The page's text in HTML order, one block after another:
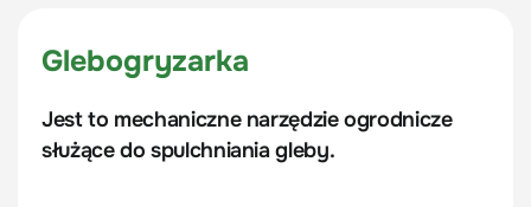
Glebogryzarka
Jest to mechaniczne narzędzie ogrodnicze
służące do spulchniania gleby.